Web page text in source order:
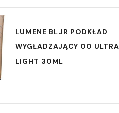
LUMENE BLUR PODKŁAD
WYGŁADZAJĄCY 00 ULTRA
LIGHT 30ML